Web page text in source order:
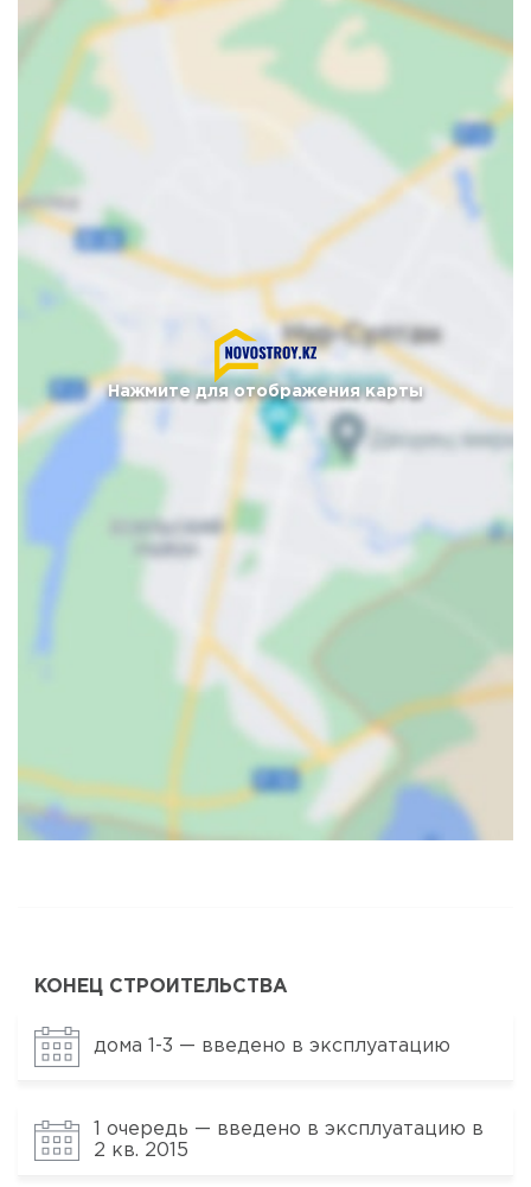
Нажмите для отображения карты
КОНЕЦ СТРОИТЕЛЬСТВА
дома 1-3 — введено в эксплуатацию
1 очередь — введено в эксплуатацию в
2 кв. 2015